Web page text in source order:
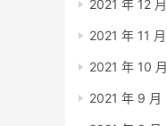
2021 年 12 月
2021 年 11 月
2021 年 10 月
2021 年 9 月